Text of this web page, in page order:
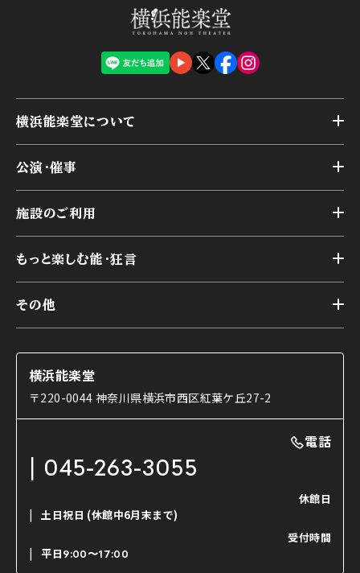
横浜能楽堂について
横浜能楽堂が取り組んだ事業
能舞台の歴史と特徴
様々なお客様に向けて
本舞台座席
交通アクセス
公演・催事
アーカイブ
施設のご利用
第二舞台
研修室
楽屋
ご利用の流れ
利用料金表
もっと楽しむ能・狂言
能舞台と演じ手
使用する道具
能・狂言の曲目説明
日本の古典芸能
その他
コラム
OTABISHO
チケット購入方法
ご寄附について
よくいただくご質問
横浜能楽堂
〒220-0044 神奈川県横浜市西区紅葉ケ丘27-2
電話
045-263-3055
休館日
土日祝日 (休館中6月末まで)
受付時間
平日9:00〜17:00